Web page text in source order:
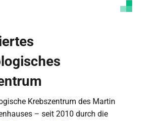
Krebszentrum des Martin
– seit 2010 durch die